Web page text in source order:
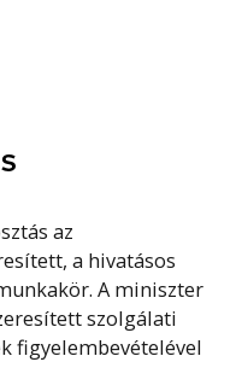
az
a hivatásos
A miniszter
szolgálati
figyelembevételével